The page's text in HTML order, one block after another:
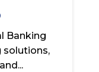
Banking
solutions,